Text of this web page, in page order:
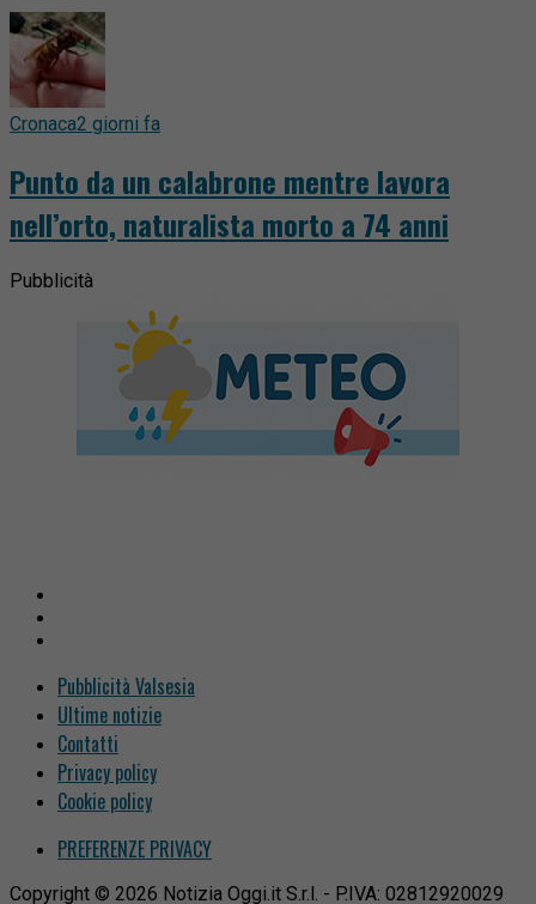
Cronaca2 giorni fa
Punto da un calabrone mentre lavora
nell’orto, naturalista morto a 74 anni
Pubblicità
Pubblicità Valsesia
Ultime notizie
Contatti
Privacy policy
Cookie policy
PREFERENZE PRIVACY
Copyright © 2026 Notizia Oggi.it S.r.l. - P.IVA: 02812920029